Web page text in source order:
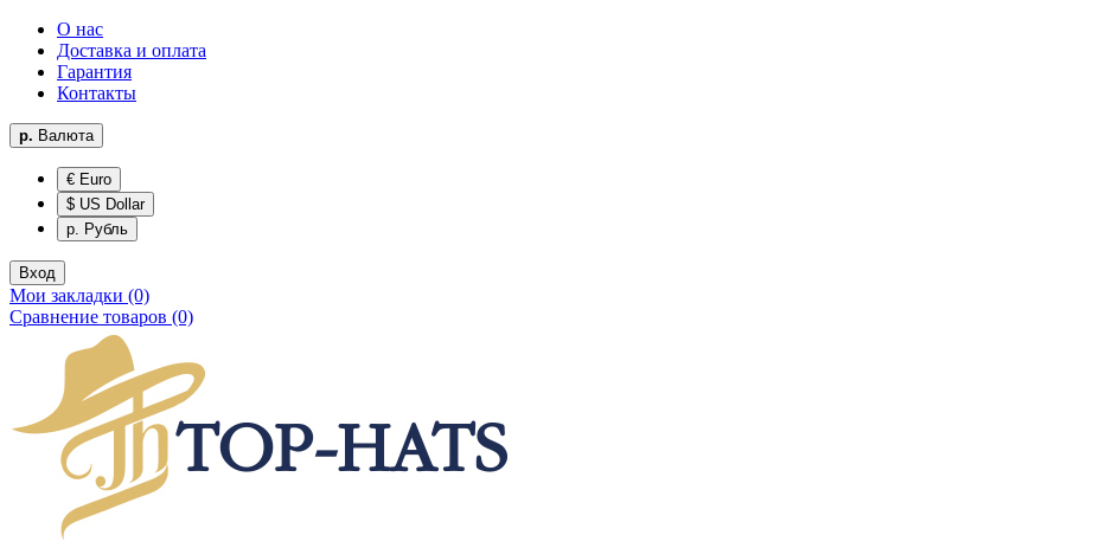
О нас
Доставка и оплата
Гарантия
Контакты
р. Валюта
€ Euro
$ US Dollar
р. Рубль
Вход
Мои закладки (0)
Сравнение товаров (0)